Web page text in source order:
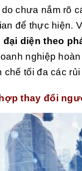
chưa nắm rõ
để thực hiện.
diện theo
nghiệp
chế tối đa các
thay đổi